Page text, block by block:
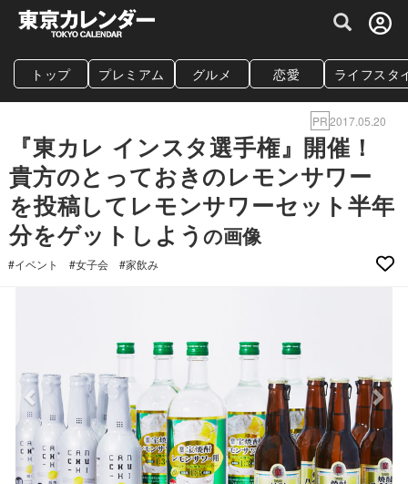
グルメ情報・プレミアムレストラン予約
トップ プレミアム グルメ 恋愛 ライフスタ
PR2017.05.20
『東カレ インスタ選手権』開催！
貴方のとっておきのレモンサワー
を投稿してレモンサワーセット半年
分をゲットしようの画像
#イベント #女子会 #家飲み